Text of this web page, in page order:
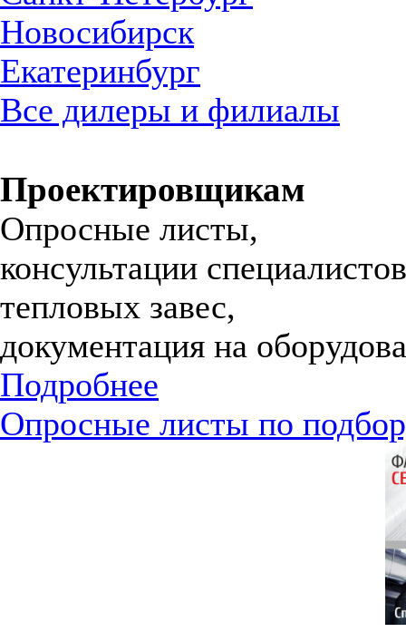
Новосибирск
Екатеринбург
Все дилеры и филиалы
Проектировщикам
Опросные листы,
консультации
тепловых завес,
документация на
Подробнее
Опросные листы по